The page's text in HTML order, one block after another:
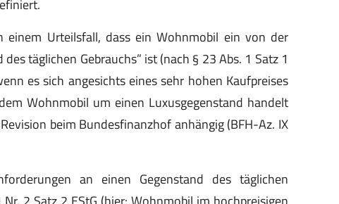
einem Urteilsfall, dass ein Wohnmobil ein von der
täglichen Gebrauchs” ist (nach § 23 Abs. 1 Satz 1
es sich angesichts eines sehr hohen Kaufpreises
Wohnmobil um einen Luxusgegenstand handelt
beim Bundesfinanzhof anhängig (BFH-Az. IX
an einen Gegenstand des täglichen